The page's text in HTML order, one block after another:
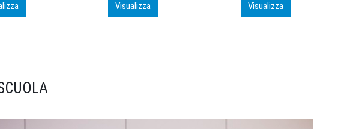
Visualizza Visualizza